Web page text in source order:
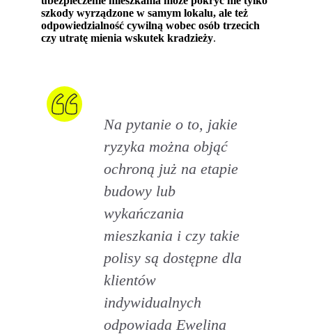
szkody wyrządzone w samym lokalu, ale też
odpowiedzialność cywilną wobec osób trzecich
czy utratę mienia wskutek kradzieży.
Na pytanie o to, jakie
ryzyka można objąć
ochroną już na etapie
budowy lub
wykańczania
mieszkania i czy takie
polisy są dostępne dla
klientów
indywidualnych
odpowiada Ewelina